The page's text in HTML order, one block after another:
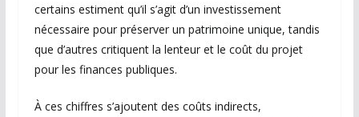
certains estiment qu’il s’agit d’un investissement
nécessaire pour préserver un patrimoine unique, tandis
que d’autres critiquent la lenteur et le coût du projet
pour les finances publiques.
À ces chiffres s’ajoutent des coûts indirects,